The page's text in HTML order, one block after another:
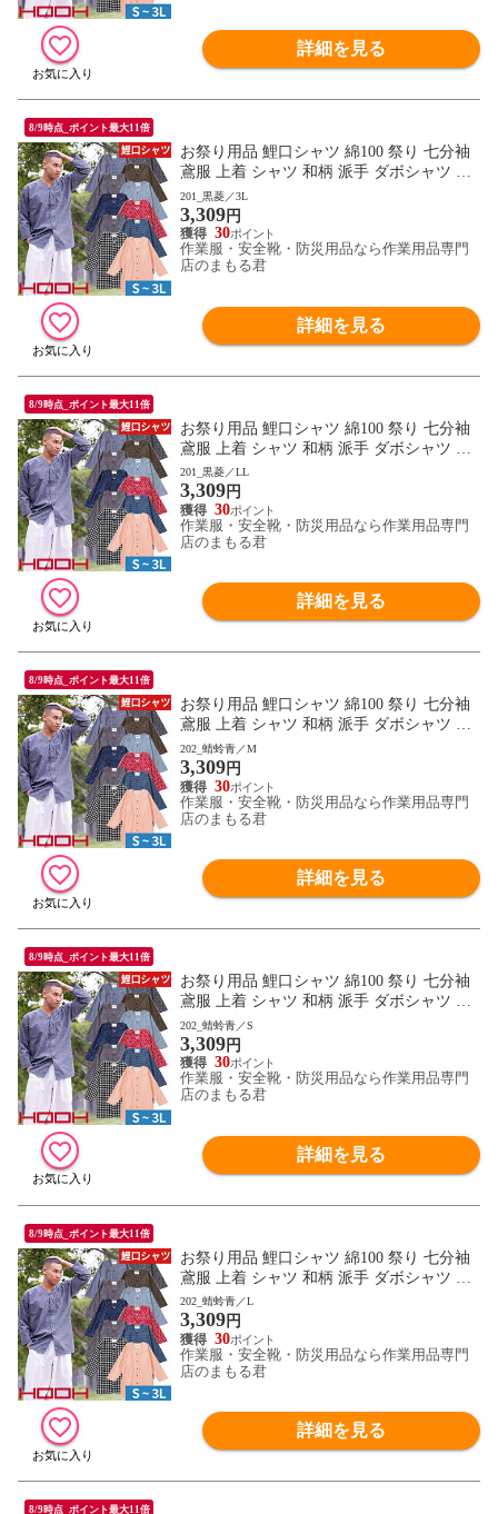
詳細を見る
8/9時点_ポイント最大11倍
お祭り用品 鯉口シャツ 綿100 祭り 七分袖
鳶服 上着 シャツ 和柄 派手 ダボシャツ 村
上被服 鳳皇 HOOH お祭り 夏祭り 花火大会
衣装 大人 男 縁日 出店 おみこし 祭り 職人
神和風 柄 華やか かっこいい おしゃれ 570
0 作業服 通年 大きいサイズ
201_黒菱／3L
3,309円
30
作業服・安全靴・防災用品なら作業用品専門
店のまもる君
詳細を見る
8/9時点_ポイント最大11倍
お祭り用品 鯉口シャツ 綿100 祭り 七分袖
鳶服 上着 シャツ 和柄 派手 ダボシャツ 村
上被服 鳳皇 HOOH お祭り 夏祭り 花火大会
衣装 大人 男 縁日 出店 おみこし 祭り 職人
神和風 柄 華やか かっこいい おしゃれ 570
0 作業服 通年 大きいサイズ
201_黒菱／LL
3,309円
30
作業服・安全靴・防災用品なら作業用品専門
店のまもる君
詳細を見る
8/9時点_ポイント最大11倍
お祭り用品 鯉口シャツ 綿100 祭り 七分袖
鳶服 上着 シャツ 和柄 派手 ダボシャツ 村
上被服 鳳皇 HOOH お祭り 夏祭り 花火大会
衣装 大人 男 縁日 出店 おみこし 祭り 職人
神和風 柄 華やか かっこいい おしゃれ 570
0 作業服 通年 大きいサイズ
202_蜻蛉青／M
3,309円
30
作業服・安全靴・防災用品なら作業用品専門
店のまもる君
詳細を見る
8/9時点_ポイント最大11倍
お祭り用品 鯉口シャツ 綿100 祭り 七分袖
鳶服 上着 シャツ 和柄 派手 ダボシャツ 村
上被服 鳳皇 HOOH お祭り 夏祭り 花火大会
衣装 大人 男 縁日 出店 おみこし 祭り 職人
神和風 柄 華やか かっこいい おしゃれ 570
0 作業服 通年 大きいサイズ
202_蜻蛉青／S
3,309円
30
作業服・安全靴・防災用品なら作業用品専門
店のまもる君
詳細を見る
8/9時点_ポイント最大11倍
お祭り用品 鯉口シャツ 綿100 祭り 七分袖
鳶服 上着 シャツ 和柄 派手 ダボシャツ 村
上被服 鳳皇 HOOH お祭り 夏祭り 花火大会
衣装 大人 男 縁日 出店 おみこし 祭り 職人
神和風 柄 華やか かっこいい おしゃれ 570
0 作業服 通年 大きいサイズ
202_蜻蛉青／L
3,309円
30
作業服・安全靴・防災用品なら作業用品専門
店のまもる君
詳細を見る
8/9時点_ポイント最大11倍